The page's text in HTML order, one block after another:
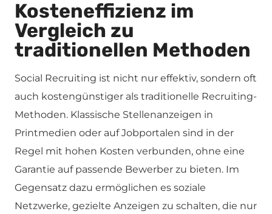
Kosteneffizienz im
Vergleich zu
traditionellen Methoden
Social Recruiting ist nicht nur effektiv, sondern oft
auch kostengünstiger als traditionelle Recruiting-
Methoden. Klassische Stellenanzeigen in
Printmedien oder auf Jobportalen sind in der
Regel mit hohen Kosten verbunden, ohne eine
Garantie auf passende Bewerber zu bieten. Im
Gegensatz dazu ermöglichen es soziale
Netzwerke, gezielte Anzeigen zu schalten, die nur